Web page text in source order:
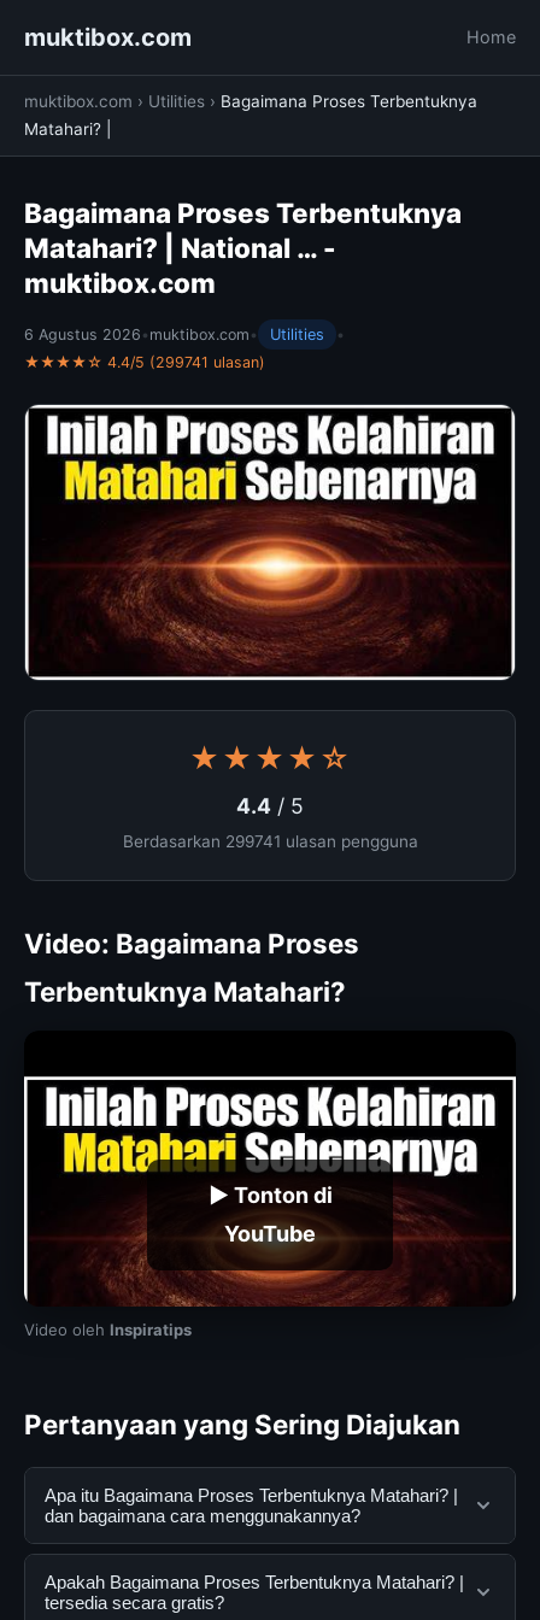
muktibox.com Home
muktibox.com › Utilities › Bagaimana Proses Terbentuknya
Matahari? |
Bagaimana Proses Terbentuknya
Matahari? | National … -
muktibox.com
6 Agustus 2026 • muktibox.com • Utilities
•
★★★★☆ 4.4/5 (299741 ulasan)
★★★★☆
4.4 / 5
Berdasarkan 299741 ulasan pengguna
Video: Bagaimana Proses
Terbentuknya Matahari?
▶ Tonton di
YouTube
Video oleh Inspiratips
Pertanyaan yang Sering Diajukan
Apa itu Bagaimana Proses Terbentuknya Matahari? |
dan bagaimana cara menggunakannya?
Bagaimana Proses Terbentuknya Matahari? | adalah
layanan digital yang dirancang untuk membantu
Apakah Bagaimana Proses Terbentuknya Matahari? |
tersedia secara gratis?